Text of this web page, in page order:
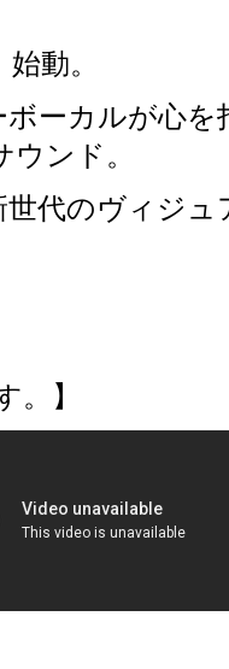
動。
ーカルが心を
ンド。
代のヴィジュ
。】